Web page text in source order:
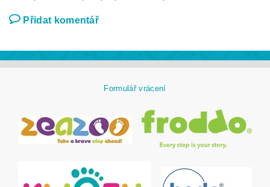
Přidat komentář
Formulář vrácení